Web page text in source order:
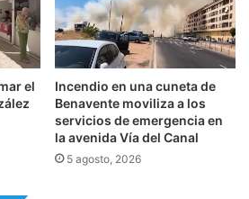
el
Incendio en una cuneta de
Benavente moviliza a los
servicios de emergencia en
la avenida Vía del Canal
5 agosto, 2026